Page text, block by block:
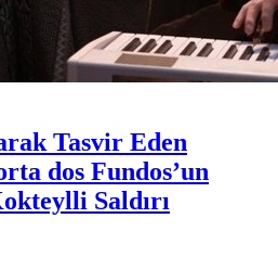
Tasvir Eden
dos Fundos’un
Saldırı